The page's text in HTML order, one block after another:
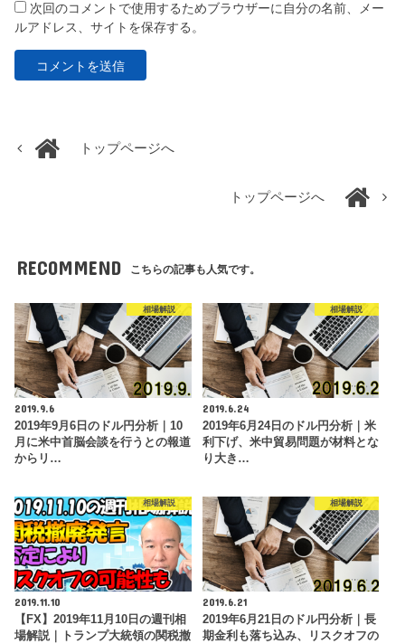
次回のコメントで使用するためブラウザーに自分の名前、メー
ルアドレス、サイトを保存する。
トップページへ
トップページへ
RECOMMEND こちらの記事も人気です。
相場解説
2019.9.6
2019年9月6日のドル円分析｜10
月に米中首脳会談を行うとの報道
からリ…
相場解説
2019.6.24
2019年6月24日のドル円分析｜米
利下げ、米中貿易問題が材料とな
り大き…
相場解説
2019.11.10
【FX】2019年11月10日の週刊相
場解説｜トランプ大統領の関税撤
相場解説
2019.6.21
2019年6月21日のドル円分析｜長
期金利も落ち込み、リスクオフの